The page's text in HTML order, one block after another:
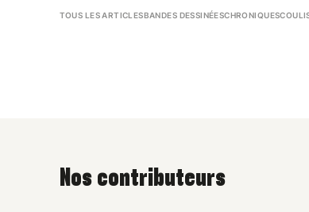
TOUS LES ARTICLESBANDES DESSINÉESCHRONIQUES
Nos contributeurs